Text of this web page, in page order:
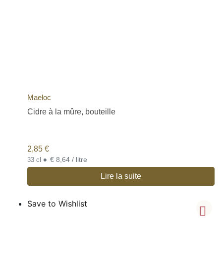
Maeloc
Cidre à la mûre, bouteille
2,85 €
33 cl • € 8,64 / litre
Lire la suite
Save to Wishlist